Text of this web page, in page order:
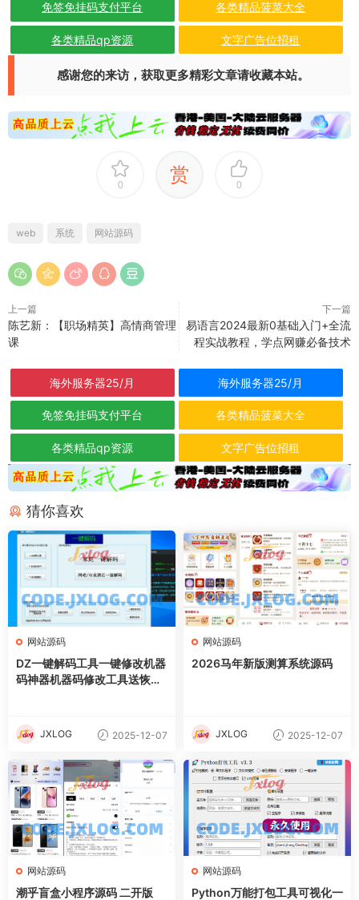
免签免挂码支付平台 各类精品菠菜大全
各类精品qp资源 文字广告位招租
感谢您的来访，获取更多精彩文章请收藏本站。
0 赏 0
web 系统 网站源码
上一篇
陈艺新：【职场精英】高情商管理
课
下一篇
易语言2024最新0基础入门+全流
程实战教程，学点网赚必备技术
海外服务器25/月 海外服务器25/月
免签免挂码支付平台 各类精品菠菜大全
各类精品qp资源 文字广告位招租
猜你喜欢
网站源码
DZ一键解码工具一键修改机器
码神器机器码修改工具送恢复
JXLOG 2025-12-07
网站源码
2026马年新版测算系统源码
JXLOG 2025-12-07
网站源码
潮乎盲盒小程序源码 二开版
网站源码
Python万能打包工具可视化一